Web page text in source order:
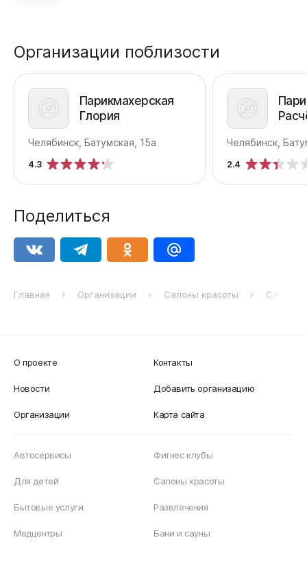
Организации поблизости
Парикмахерская
Глория
Челябинск, Батумская, 15а
4.3
Челябинск,
2.4
Поделиться
Главная Организации Салоны красоты Салон
О проекте
Новости
Организации
Контакты
Добавить организацию
Карта сайта
Автосервисы
Для детей
Бытовые услуги
Медцентры
Фитнес клубы
Салоны красоты
Развлечения
Бани и сауны